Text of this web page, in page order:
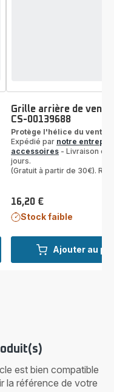
Ajouter au
Grille arrière de
CS-00139688
Protège l'hélice du
Expédié par notre entrepôt
accessoires - Livraison de
jours.
(Gratuit à partir de 30€).
Prix
16,20 €
Stock faible
est bien compatible
la référence de votre